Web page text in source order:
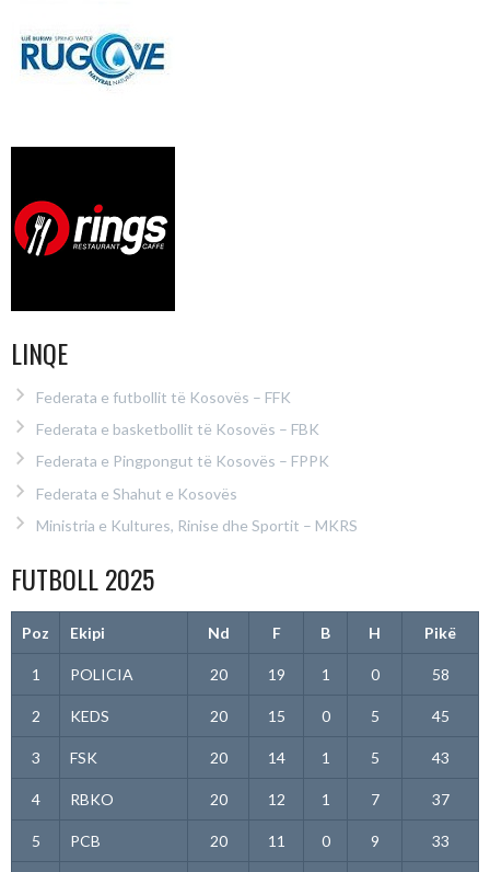
LINQE
Federata e futbollit të Kosovës – FFK
Federata e basketbollit të Kosovës – FBK
Federata e Pingpongut të Kosovës – FPPK
Federata e Shahut e Kosovës
Ministria e Kultures, Rinise dhe Sportit – MKRS
FUTBOLL 2025
Poz Ekipi Nd F B H Pikë
1 POLICIA 20 19 1 0 58
2 KEDS 20 15 0 5 45
3 FSK 20 14 1 5 43
4 RBKO 20 12 1 7 37
5 PCB 20 11 0 9 33